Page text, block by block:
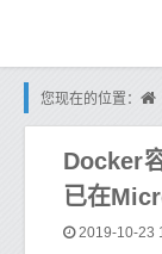
您现在的位置：
Docker
已在
2019-10-23